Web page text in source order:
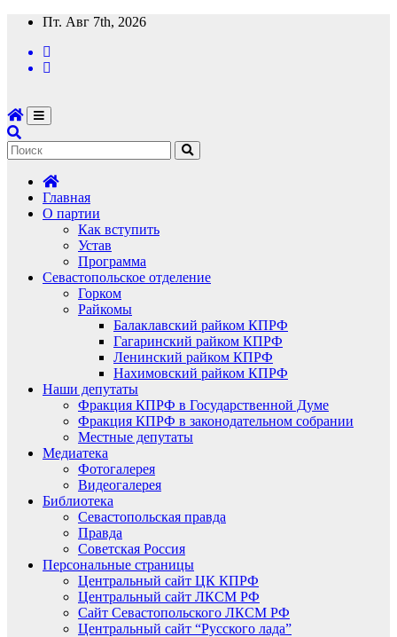
Перейти
содержимому
Пт. Авг 7th, 2026
Главная
О партии
Как вступить
Устав
Программа
Севастопольское отделение
Горком
Райкомы
Балаклавский райком КПРФ
Гагаринский райком КПРФ
Ленинский райком КПРФ
Нахимовский райком КПРФ
Наши депутаты
Фракция КПРФ в Государственной Думе
Фракция КПРФ в законодательном собрании
Местные депутаты
Медиатека
Фотогалерея
Видеогалерея
Библиотека
Севастопольская правда
Правда
Советская Россия
Персональные страницы
Центральный сайт ЦК КПРФ
Центральный сайт ЛКСМ РФ
Сайт Севастопольского ЛКСМ РФ
Центральный сайт “Русского лада”